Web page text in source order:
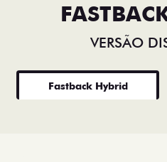
VERSÃO
Fastback Hybrid